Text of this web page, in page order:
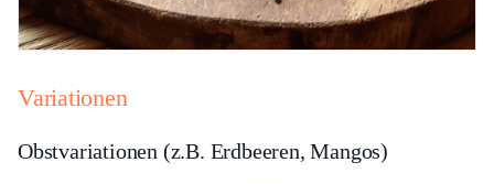
Variationen
Obstvariationen (z.B. Erdbeeren, Mangos)